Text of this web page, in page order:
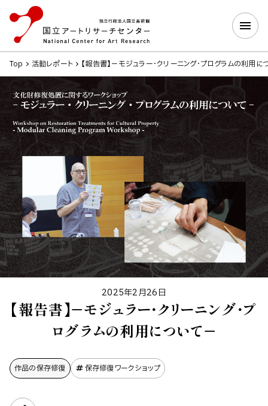
Top 活動レポート 【報告書】－モジュラー・クリーニング・プログラムの利用に
2025年2月26日
【報告書】－モジュラー・クリーニング・プ
ログラムの利用について－
作品の保存修復 保存修復ワークショップ